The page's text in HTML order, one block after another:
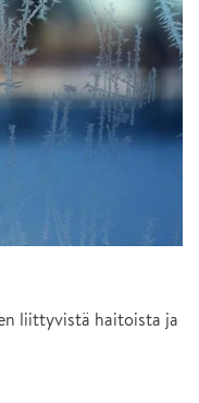
liittyvistä haitoista ja